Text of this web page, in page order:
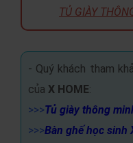
TỦ GIÀY
- Quý khách tham
của X HOME:
>>>Tủ giày thông
>>>Bàn ghế học sinh